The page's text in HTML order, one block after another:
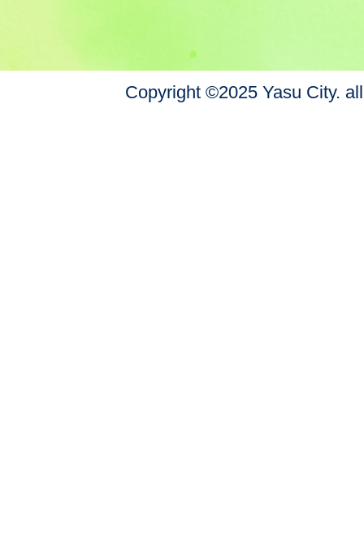
Copyright ©2025 Yasu City.